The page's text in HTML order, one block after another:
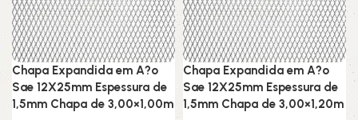
Chapa Expandida em A?o
Sae 12X25mm Espessura de
1,5mm Chapa de 3,00×1,00m
Chapa Expandida em A?o
Sae 12X25mm Espessura de
1,5mm Chapa de 3,00×1,20m